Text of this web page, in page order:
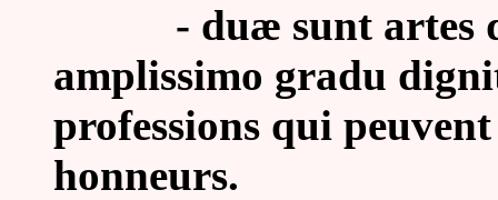
- duæ sunt artes
amplissimo gradu
professions qui
honneurs.